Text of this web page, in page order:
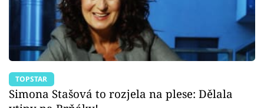
TOPSTAR
Simona Stašová to rozjela na plese: Dělala